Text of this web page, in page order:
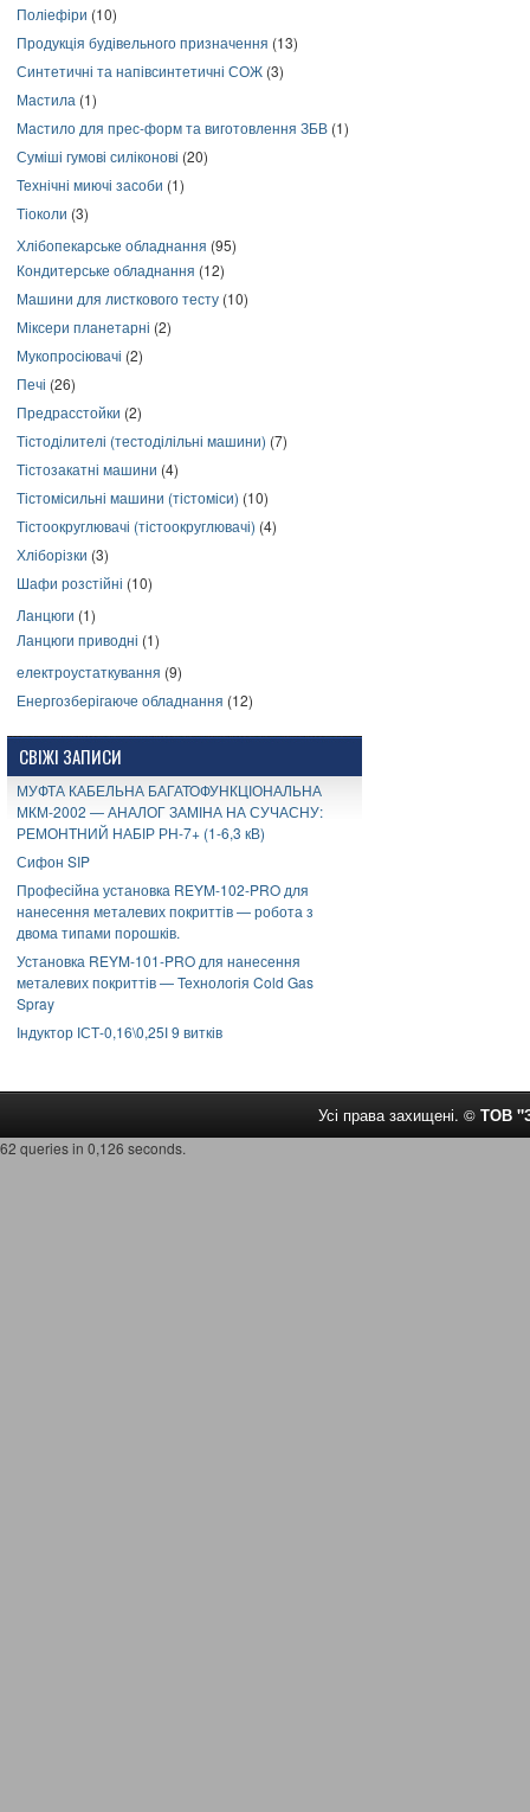
Поліефіри (10)
Продукція будівельного призначення (13)
Синтетичні та напівсинтетичні СОЖ (3)
Мастила (1)
Мастило для прес-форм та виготовлення ЗБВ (1)
Суміші гумові силіконові (20)
Технічні миючі засоби (1)
Тіоколи (3)
Хлібопекарське обладнання (95)
Кондитерське обладнання (12)
Машини для листкового тесту (10)
Міксери планетарні (2)
Мукопросіювачі (2)
Печі (26)
Предрасстойки (2)
Тістоділителі (тестоділільні машини) (7)
Тістозакатні машини (4)
Тістомісильні машини (тістоміси) (10)
Тістоокруглювачі (тістоокруглювачі) (4)
Хліборізки (3)
Шафи розстійні (10)
Ланцюги (1)
Ланцюги приводні (1)
електроустаткування (9)
Енергозберігаюче обладнання (12)
СВІЖІ ЗАПИСИ
МУФТА КАБЕЛЬНА БАГАТОФУНКЦІОНАЛЬНА
МКМ-2002 — АНАЛОГ ЗАМІНА НА СУЧАСНУ:
РЕМОНТНИЙ НАБІР РН-7+ (1-6,3 кВ)
Сифон SIP
Професійна установка REYM-102-PRO для
нанесення металевих покриттів — робота з
двома типами порошків.
Установка REYM-101-PRO для нанесення
металевих покриттів — Технологія Cold Gas
Spray
Індуктор ІСТ-0,16\0,25І 9 витків
Усі права захищені. © ТОВ
62 queries in 0,126 seconds.